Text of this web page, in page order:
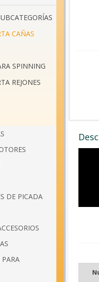
CAÑAS
SPINNING
REJONES
DE PICADA
PARA